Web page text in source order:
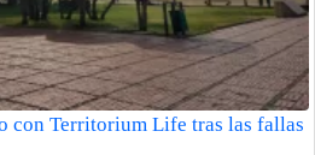
con Territorium Life tras las fallas